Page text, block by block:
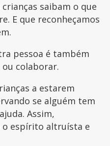
saibam o que
E que reconheçamos
pessoa é também
colaborar.
a estarem
se alguém tem
Assim,
o espírito altruísta e